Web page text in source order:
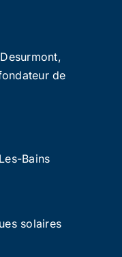
de
Bains
solaires